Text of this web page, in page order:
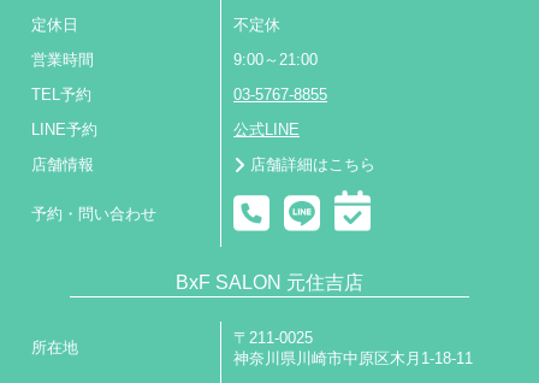
定休日 不定休
営業時間 9:00～21:00
TEL予約 03-5767-8855
LINE予約 公式LINE
店舗情報 店舗詳細はこちら
予約・問い合わせ
BxF SALON 元住吉店
所在地
〒211-0025
神奈川県川崎市中原区木月1-18-11